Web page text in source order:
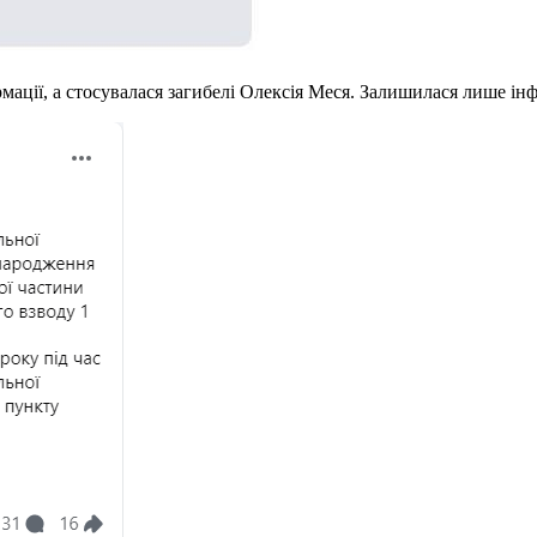
а стосувалася загибелі Олексія Меся. Залишилася лише